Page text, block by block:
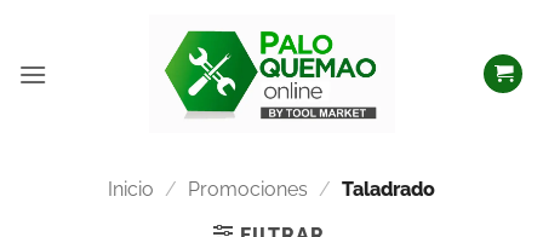
Inicio / Promociones / Taladrado